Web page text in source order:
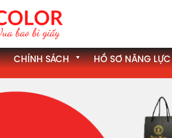
CHÍNH SÁCH HỒ SƠ NĂNG LỰC